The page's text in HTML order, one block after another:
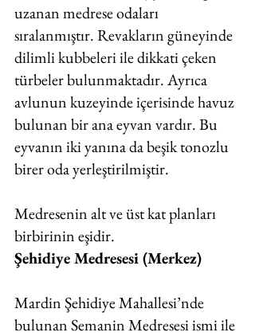
uzanan medrese odaları
sıralanmıştır. Revakların güneyinde
dilimli kubbeleri ile dikkati çeken
türbeler bulunmaktadır. Ayrıca
avlunun kuzeyinde içerisinde havuz
bulunan bir ana eyvan vardır. Bu
eyvanın iki yanına da beşik tonozlu
birer oda yerleştirilmiştir.
Medresenin alt ve üst kat planları
birbirinin eşidir.
Şehidiye Medresesi (Merkez)
Mardin Şehidiye Mahallesi’nde
bulunan Semanin Medresesi ismi ile